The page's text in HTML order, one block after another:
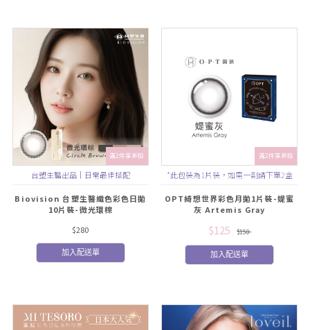
滿2件享折扣
台塑生醫出品｜日常最佳搭配
Biovision 台塑生醫織色彩色日拋
10片裝-微光環棕
$280
加入配送單
滿2件享折扣
*此包裝為1片裝，如需一副請下單2盒
OPT綺想世界彩色月拋1片裝-媞蜜
灰 Artemis Gray
$125 $150
加入配送單